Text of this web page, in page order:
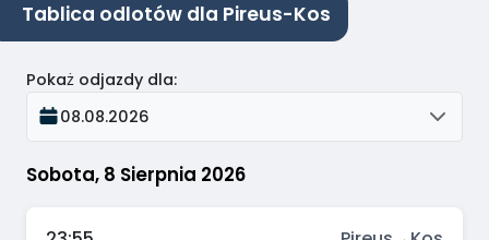
Tablica odlotów dla Pireus-Kos
Sobota, 8 Sierpnia 2026
Pokaż odjazdy dla:
08.08.2026